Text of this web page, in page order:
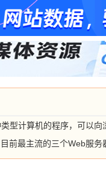
型计算机的程序，可以
前最主流的三个Web服务